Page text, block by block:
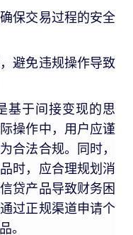
保交易过程的安全
避免违规操作导致
基于间接变现的思
操作中，用户应谨
合法合规。同时，
时，应合理规划消
贷产品导致财务困
过正规渠道申请个
。